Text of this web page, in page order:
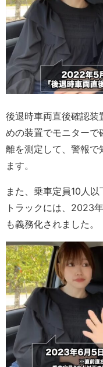
後退時車両直後確認装
めの装置でモニターで
離を測定して、警報で
ます。
また、乗車定員10人
トラックには、2023
も義務化されました。